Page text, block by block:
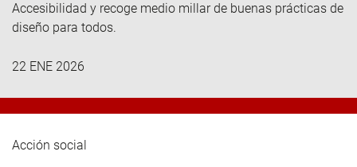
Accesibilidad y recoge medio millar de buenas prácticas de
diseño para todos.
22 ENE 2026
Acción social